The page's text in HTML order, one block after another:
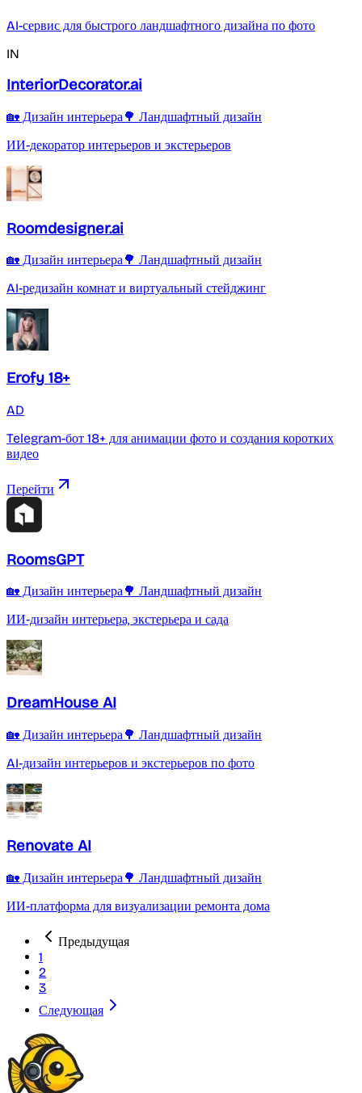
AI-сервис для быстрого ландшафтного дизайна по фото
IN
InteriorDecorator.ai
🏡 Дизайн интерьера🌳 Ландшафтный дизайн
ИИ-декоратор интерьеров и экстерьеров
Roomdesigner.ai
🏡 Дизайн интерьера🌳 Ландшафтный дизайн
AI-редизайн комнат и виртуальный стейджинг
Erofy 18+
AD
Telegram-бот 18+ для анимации фото и создания коротких
видео
Перейти
RoomsGPT
🏡 Дизайн интерьера🌳 Ландшафтный дизайн
ИИ-дизайн интерьера, экстерьера и сада
DreamHouse AI
🏡 Дизайн интерьера 🌳 Ландшафтный дизайн
AI-дизайн интерьеров и экстерьеров по фото
Renovate AI
🏡 Дизайн интерьера🌳 Ландшафтный дизайн
ИИ-платформа для визуализации ремонта дома
Предыдущая
1
2
3
Следующая